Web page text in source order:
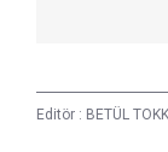
Editör : BETÜL